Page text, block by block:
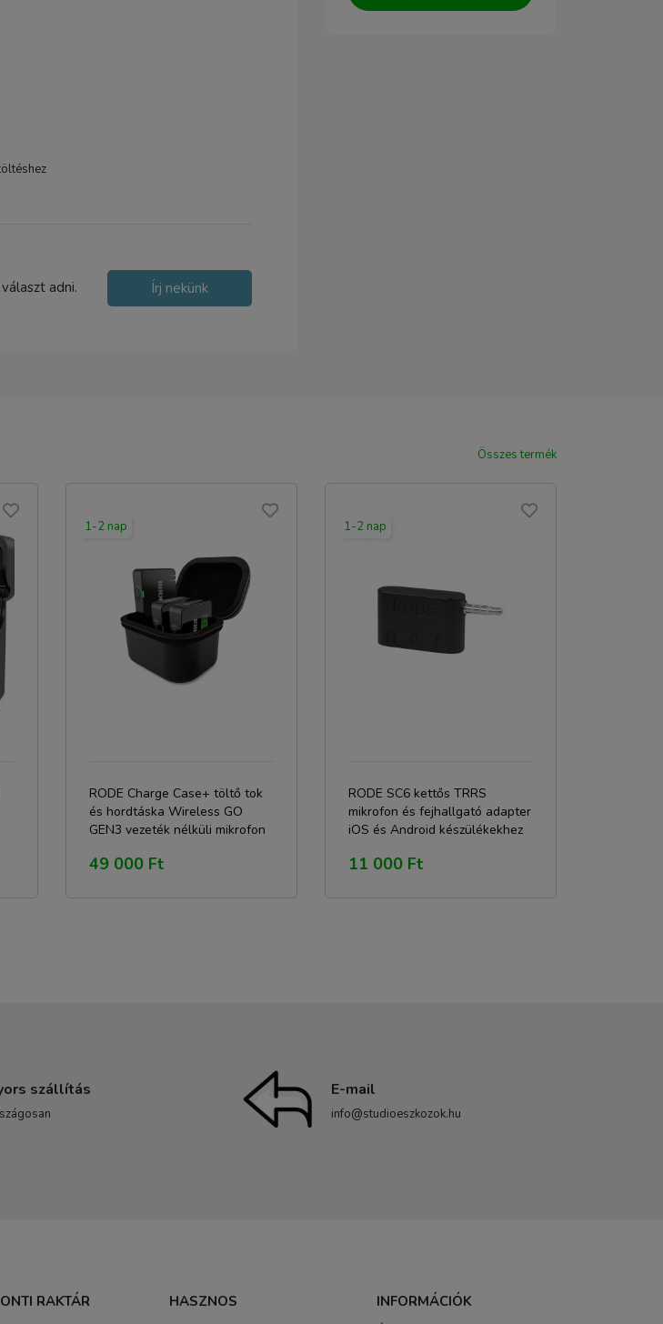
adni. Írj nekünk
Összes termék
1-2 nap
RODE Charge Case+ töltő tok
és hordtáska Wireless GO
GEN3 vezeték nélküli mikrofon
49 000 Ft
1-2 nap
RODE SC6 kettős TRRS
mikrofon és fejhallgató adapter
iOS és Android készülékekhez
11 000 Ft
szállítás E-mail
info@studioeszkozok.hu
RAKTÁR HASZNOS INFORMÁCIÓK